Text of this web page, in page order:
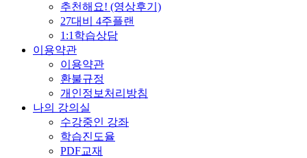
추천해요! (영상후기)
27대비 4주플랜
1:1학습상담
이용약관
이용약관
환불규정
개인정보처리방침
나의 강의실
수강중인 강좌
학습진도율
PDF교재